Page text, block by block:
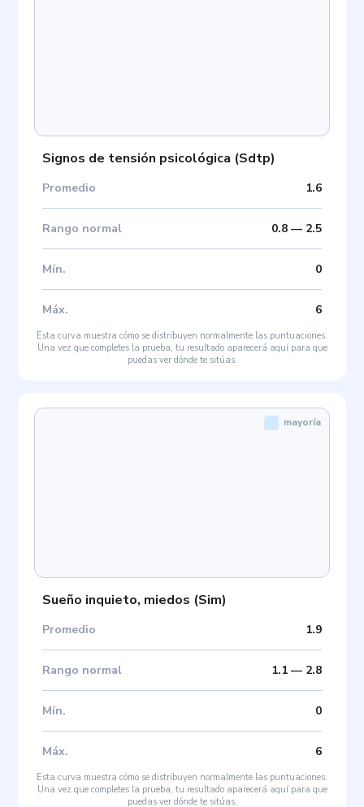
Signos de tensión psicológica (Sdtp)
Promedio 1.6
Rango normal 0.8— 2.5
Mín. 0
Máx. 6
Esta curva muestra cómo se distribuyen normalmente las puntuaciones.
Una vez que completes la prueba, tu resultado aparecerá aquí para que
puedas ver dónde te sitúas.
Sueño inquieto, miedos (Sim)
Promedio 1.9
Rango normal 1.1— 2.8
Mín. 0
Máx. 6
mayoría
Esta curva muestra cómo se distribuyen normalmente las puntuaciones.
Una vez que completes la prueba, tu resultado aparecerá aquí para que
puedas ver dónde te sitúas.